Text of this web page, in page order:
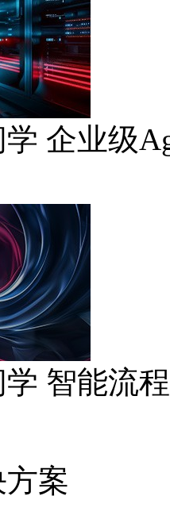
企业级
智能流
案